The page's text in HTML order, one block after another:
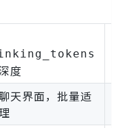
度
天界面，批量适